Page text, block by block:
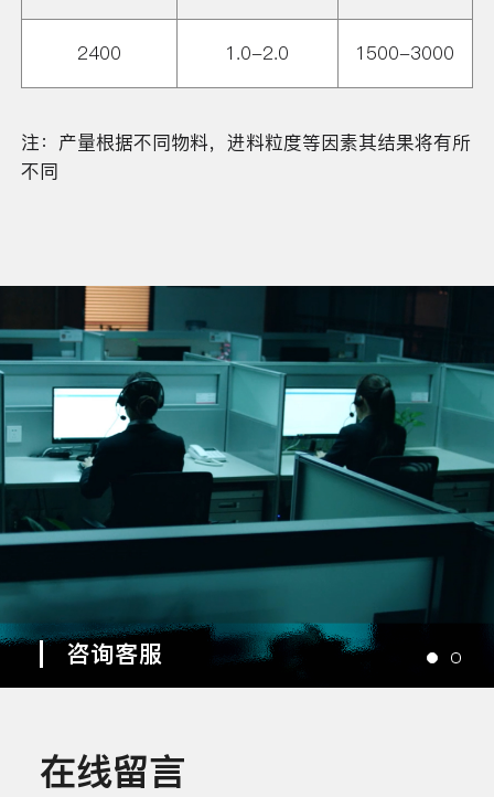
2400 1.0-2.0 1500-3000
注：产量根据不同物料，进料粒度等因素其结果将有所
不同
咨询客服
在线留言